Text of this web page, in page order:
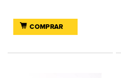
COMPRAR